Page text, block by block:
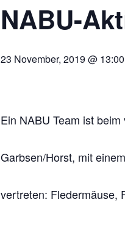
NABU-
23 November, 2019 @ 13:00
Ein NABU Team ist
Garbsen/Horst, mit
vertreten: Fledermäuse,